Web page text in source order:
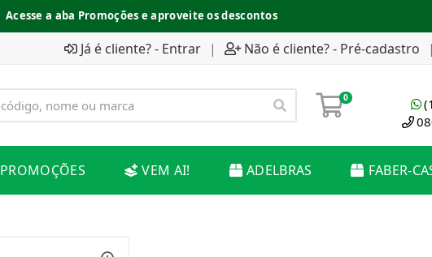
Acesse a aba Promoções e aproveite os descontos
Já é cliente? - Entrar | Não é cliente? - Pré-cadastro |
0
PROMOÇÕES VEM AI! ADELBRAS FABER-